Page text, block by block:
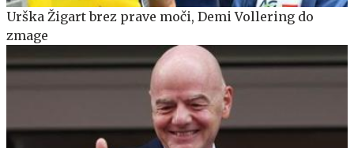
Urška Žigart brez prave moči, Demi Vollering do
zmage